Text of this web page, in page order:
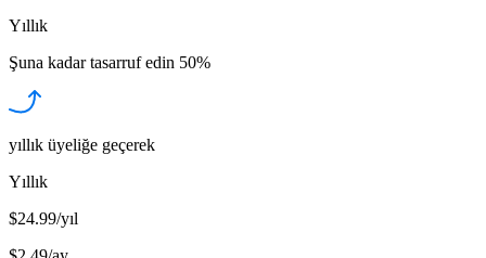
Yıllık
Şuna kadar tasarruf edin 50%
yıllık üyeliğe geçerek
Yıllık
$24.99/yıl